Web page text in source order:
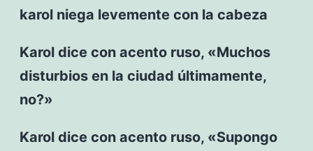
karol niega levemente con la cabeza
Karol dice con acento ruso, «Muchos
disturbios en la ciudad últimamente,
no?»
Karol dice con acento ruso, «Supongo